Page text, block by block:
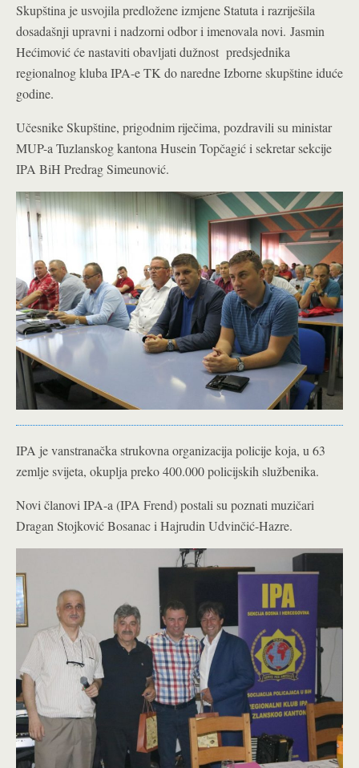
Skupština je usvojila predložene izmjene Statuta i razriješila
dosadašnji upravni i nadzorni odbor i imenovala novi. Jasmin
Hećimović će nastaviti obavljati dužnost predsjednika
regionalnog kluba IPA-e TK do naredne Izborne skupštine iduće
godine.
Učesnike Skupštine, prigodnim riječima, pozdravili su ministar
MUP-a Tuzlanskog kantona Husein Topčagić i sekretar sekcije
IPA BiH Predrag Simeunović.
IPA je vanstranačka strukovna organizacija policije koja, u 63
zemlje svijeta, okuplja preko 400.000 policijskih službenika.
Novi članovi IPA-a (IPA Frend) postali su poznati muzičari
Dragan Stojković Bosanac i Hajrudin Udvinčić-Hazre.